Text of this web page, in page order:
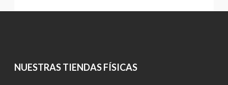
NUESTRAS TIENDAS FÍSICAS